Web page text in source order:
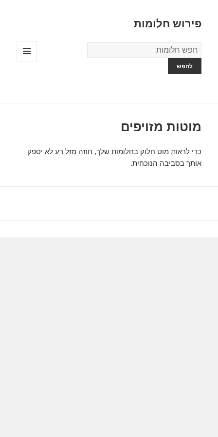
פירוש חלומות
מילון
החלומות
מוטות מזויפים
כדי לראות מוט חלוק בחלומות שלך, חוזה מזל רע לא יספק
אותך בסביבה הנוכחית.